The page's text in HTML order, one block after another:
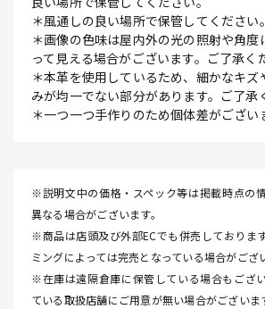
＊風通しの良い場所で保管してください。
＊画像の色味は屋内外の光の照射や角度
って見える場合がございます。ご了承く
＊本革を使用しているため、細かなキズ
みが均一でない部分があります。ご了承
＊一つ一つ手作りのため個体差がござい
※説明文中の価格・スペック等は掲載時点の
異なる場合がございます。
※商品は店頭及び外部ECでも併売しておりま
ミングによっては完売となっている場合がござ
※在庫は遠隔倉庫に保管している場合もござ
ている取扱店舗にご用意が無い場合がございま